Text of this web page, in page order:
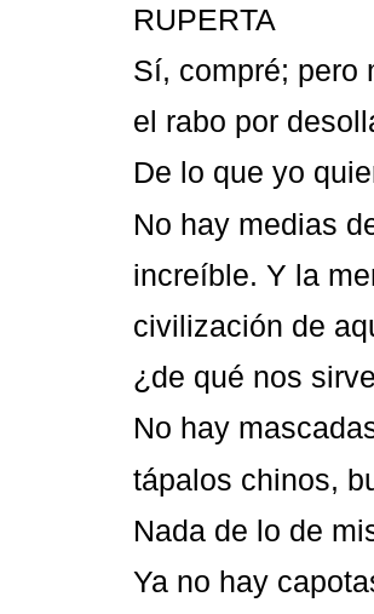
RUPERTA
Sí, compré; pero
el rabo por
De lo que yo
No hay medias
increíble. Y la
civilización de
¿de qué nos
No hay
tápalos chinos,
Nada de lo de
Ya no hay